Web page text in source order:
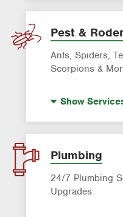
Lawn Mowing &
Landscaping &
Lawn Fertilization
Sprinkler &
Pest &
Ants, Spiders,
Scorpions &
Mosquito
Pre-
Roach
Scorpion Control
Show
Plumbing
24/7 Plumbing
Upgrades